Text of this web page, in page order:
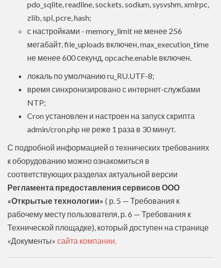
pdo_sqlite, readline, sockets, sodium, sysvshm, xmlrpc,
zlib, spl, pcre, hash;
с настройками - memory_limit не менее 256
мегабайт, file_uploads включен, max_execution_time
не менее 600 секунд, opcache.enable включен.
локаль по умолчанию ru_RU.UTF-8;
время синхронизировано с интернет-службами
NTP;
Cron установлен и настроен на запуск скрипта
admin/cron.php не реже 1 раза в 30 минут.
С подробной информацией о технических требованиях
к оборудованию можно ознакомиться в
соответствующих разделах актуальной версии
Регламента предоставления сервисов ООО
«Открытые технологии» ( р. 5 — Требования к
рабочему месту пользователя, р. 6 — Требования к
Технической площадке), который доступен на странице
«Документы» сайта компании.